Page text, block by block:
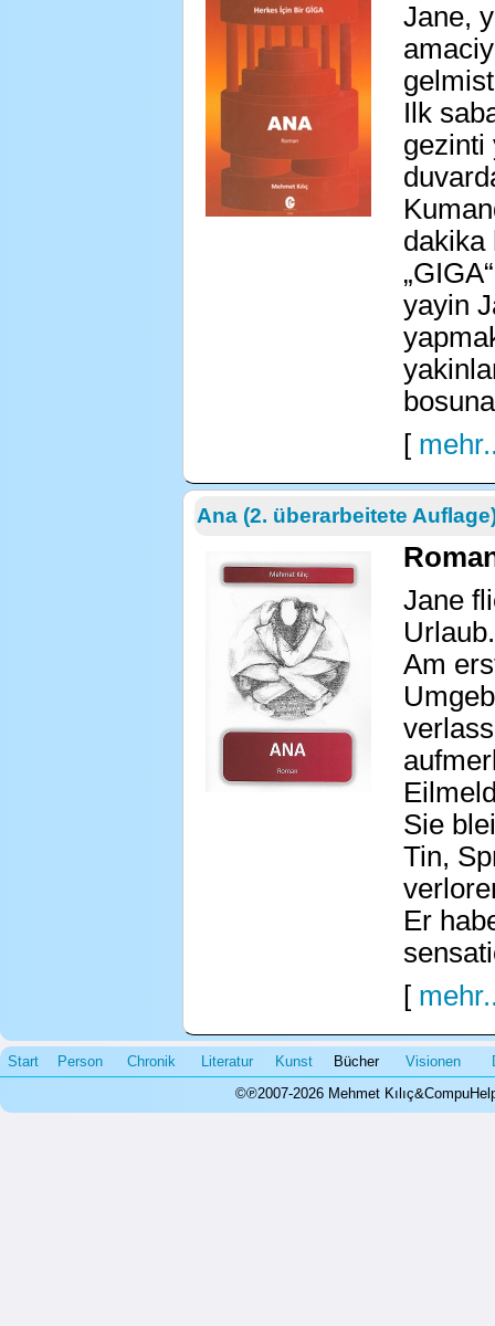
Jane,
Ilk
gezinti
dakika
yayin
[
Ana (2. überarbeitete
Jane
Urlaub.
Am
Sie
Tin,
Er
[
Start Person Chronik Literatur Kunst Bücher Visionen
©℗2007-2026 Mehmet